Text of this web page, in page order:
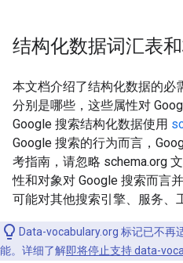
结构化数据词汇表
本文档介绍了结构化数据的必
分别是哪些，这些属性对
Google 搜索结构化数据使用
Google 搜索的行为而言，
考指南，请忽略 schema.org
性和对象对 Google 搜索而言
可能对其他搜索引擎、服务、
Data-vocabulary.org 标记已不再
能。详细了解即将停止支持 data-